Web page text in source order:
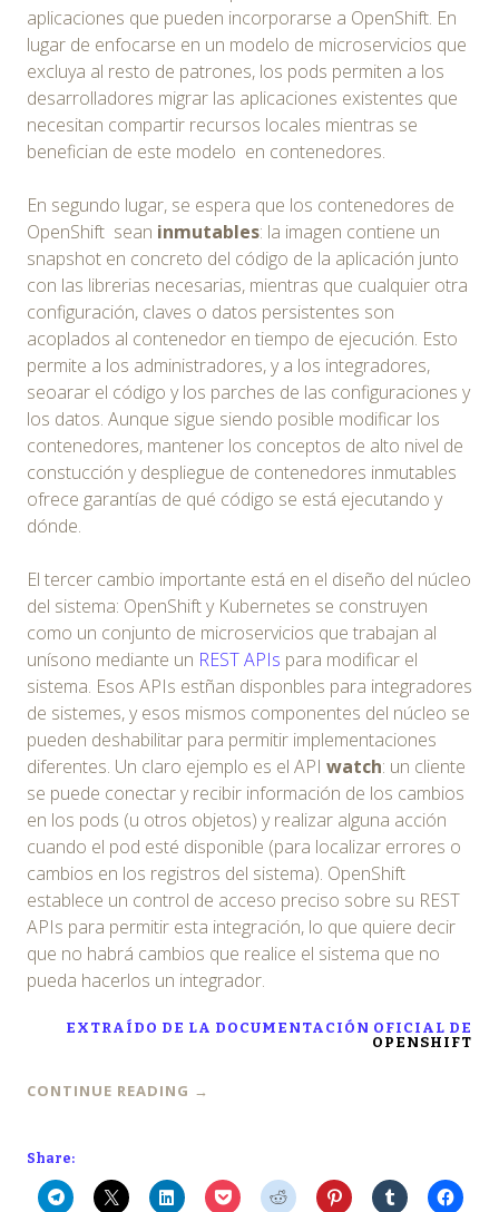
aplicaciones que pueden incorporarse a OpenShift. En
lugar de enfocarse en un modelo de microservicios que
excluya al resto de patrones, los pods permiten a los
desarrolladores migrar las aplicaciones existentes que
necesitan compartir recursos locales mientras se
benefician de este modelo en contenedores.
En segundo lugar, se espera que los contenedores de
OpenShift sean inmutables: la imagen contiene un
snapshot en concreto del código de la aplicación junto
con las librerias necesarias, mientras que cualquier otra
configuración, claves o datos persistentes son
acoplados al contenedor en tiempo de ejecución. Esto
permite a los administradores, y a los integradores,
seoarar el código y los parches de las configuraciones y
los datos. Aunque sigue siendo posible modificar los
contenedores, mantener los conceptos de alto nivel de
constucción y despliegue de contenedores inmutables
ofrece garantías de qué código se está ejecutando y
dónde.
El tercer cambio importante está en el diseño del núcleo
del sistema: OpenShift y Kubernetes se construyen
como un conjunto de microservicios que trabajan al
unísono mediante un REST APIs para modificar el
sistema. Esos APIs estñan disponbles para integradores
de sistemes, y esos mismos componentes del núcleo se
pueden deshabilitar para permitir implementaciones
diferentes. Un claro ejemplo es el API watch: un cliente
se puede conectar y recibir información de los cambios
en los pods (u otros objetos) y realizar alguna acción
cuando el pod esté disponible (para localizar errores o
cambios en los registros del sistema). OpenShift
establece un control de acceso preciso sobre su REST
APIs para permitir esta integración, lo que quiere decir
que no habrá cambios que realice el sistema que no
pueda hacerlos un integrador.
EXTRAÍDO DE LA DOCUMENTACIÓN OFICIAL DE
OPENSHIFT
CONTINUE READING →
Share: